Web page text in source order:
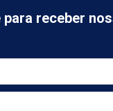
receber